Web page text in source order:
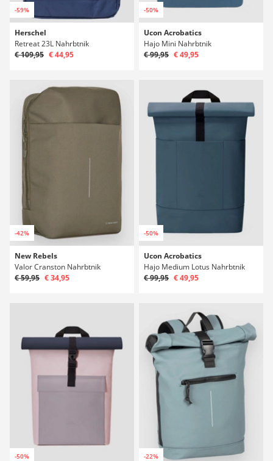
-59%
Herschel
Retreat 23L Nahrbtnik
€ 109,95 € 44,95
-50%
Ucon Acrobatics
Hajo Mini Nahrbtnik
€ 99,95 € 49,95
-42%
New Rebels
Valor Cranston Nahrbtnik
€ 59,95 € 34,95
-50%
Ucon Acrobatics
Hajo Medium Lotus Nahrbtnik
€ 99,95 € 49,95
-50% -22%